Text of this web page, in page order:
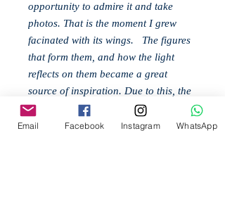
opportunity to admire it and take
photos. That is the moment I grew
facinated with its wings. The figures
that form them, and how the light
reflects on them became a great
source of inspiration. Due to this, the
sketching was facilitated and with the
investigation on the Melipona the
Email Facebook Instagram WhatsApp